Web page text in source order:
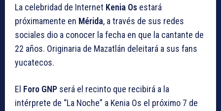
La celebridad de Internet Kenia Os estará
próximamente en Mérida, a través de sus redes
sociales dio a conocer la fecha en que la cantante de
22 años. Originaria de Mazatlán deleitará a sus fans
yucatecos.
El Foro GNP será el recinto que recibirá a la
intérprete de “La Noche” a Kenia Os el próximo 7 de